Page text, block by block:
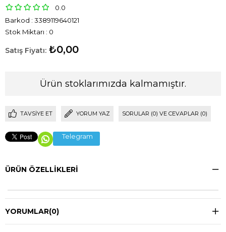
0.0
Barkod : 3389119640121
Stok Miktarı : 0
₺0,00
Ürün stoklarımızda kalmamıştır.
TAVSIYE ET YORUM YAZ SORULAR (0) VE CEVAPLAR (0)
Telegram
ÜRÜN ÖZELLIKLERI
YORUMLAR(0)